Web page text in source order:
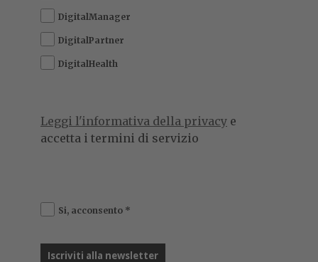
DigitalManager
DigitalPartner
DigitalHealth
Leggi l'informativa della privacy e
accetta i termini di servizio
Si, acconsento *